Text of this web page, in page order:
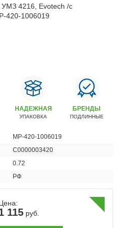
18.00 (+6 по МСК)
8.30 до 20.00
НАДЕЖНАЯ
УПАКОВКА
БРЕНДЫ
ПОДЛИННЫЕ
MP-420-1006019
С0000003420
0.72
РФ
115руб.